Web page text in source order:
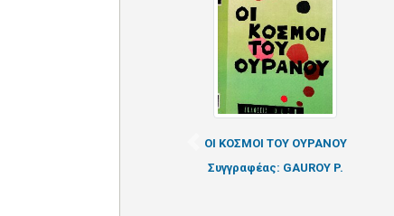
ΟΙ ΚΟΣΜΟΙ ΤΟΥ ΟΥΡΑΝΟΥ
Συγγραφέας: GAUROY P.
Previous